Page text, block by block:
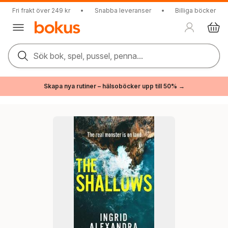
Fri frakt över 249 kr • Snabba leveranser • Billiga böcker
Sök bok, spel, pussel, penna...
Skapa nya rutiner – hälsoböcker upp till 50% →